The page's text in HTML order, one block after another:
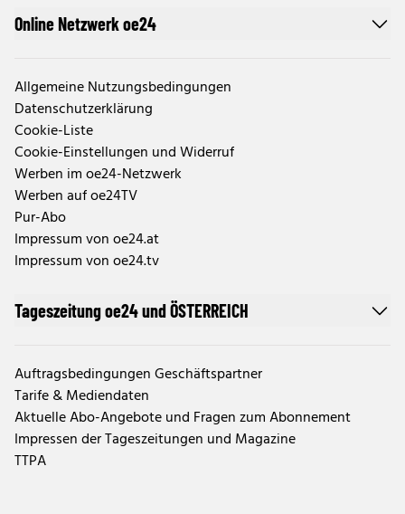
Online Netzwerk oe24
Allgemeine Nutzungsbedingungen
Datenschutzerklärung
Cookie-Liste
Cookie-Einstellungen und Widerruf
Werben im oe24-Netzwerk
Werben auf oe24TV
Pur-Abo
Impressum von oe24.at
Impressum von oe24.tv
Tageszeitung oe24 und ÖSTERREICH
Auftragsbedingungen Geschäftspartner
Tarife & Mediendaten
Aktuelle Abo-Angebote und Fragen zum Abonnement
Impressen der Tageszeitungen und Magazine
TTPA